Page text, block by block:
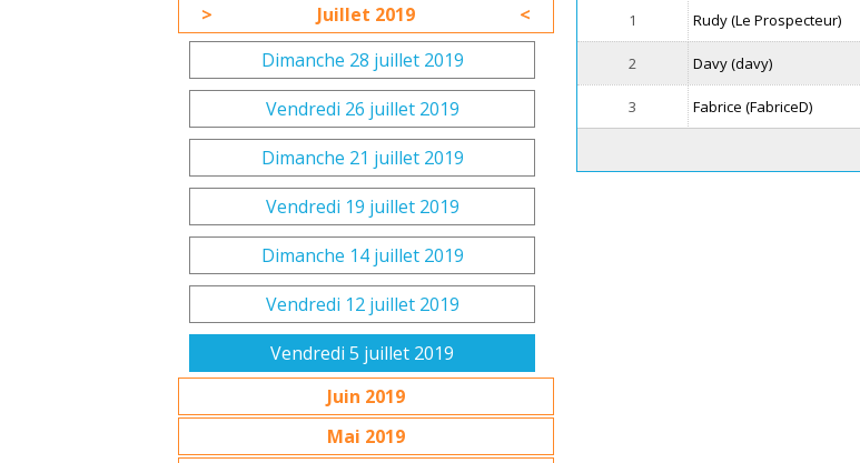
Juillet 2019
Dimanche 28 juillet 2019
Vendredi 26 juillet 2019
Dimanche 21 juillet 2019
Vendredi 19 juillet 2019
Dimanche 14 juillet 2019
Vendredi 12 juillet 2019
Vendredi 5 juillet 2019
Juin 2019
Mai 2019
1 Rudy (Le Prospecteur)
2 Davy (davy)
3 Fabrice (FabriceD)